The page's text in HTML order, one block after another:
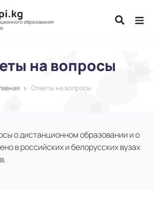
на вопросы
Ответы на вопросы
о дистанционном образовании и о
в российских и белорусских вузах